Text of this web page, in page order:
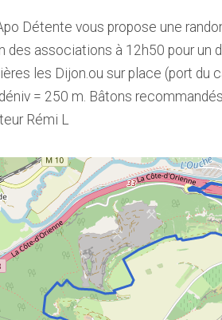
Détente vous propose une
des associations à 12h50 pour un
les Dijon.ou sur place (port du
= 250 m. Bâtons
Rémi L